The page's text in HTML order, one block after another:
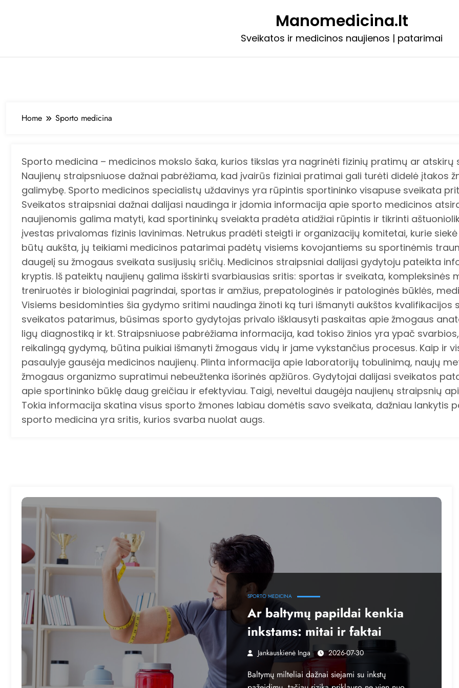
Manomedicina.lt
Sveikatos ir medicinos naujienos | patarimai
Home Sporto medicina
Sporto medicina – medicinos mokslo šaka, kurios tikslas yra nagrinėti fizinių pratimų ar
Naujienų straipsniuose dažnai pabrėžiama, kad įvairūs fiziniai pratimai gali turėti didelė įtakos
galimybę. Sporto medicinos specialistų uždavinys yra rūpintis sportininko visapuse sveikata
Sveikatos straipsniai dažnai dalijasi naudinga ir įdomia informacija apie sporto medicinos
naujienomis galima matyti, kad sportininkų sveiakta pradėta atidžiai rūpintis ir tikrinti
įvestas privalomas fizinis lavinimas. Netrukus pradėti steigti ir organizacijų komitetai, kurie
būtų aukšta, jų teikiami medicinos patarimai padėtų visiems kovojantiems su sportinėmis
daugelį su žmogaus sveikata susijusių sričių. Medicinos straipsniai dalijasi gydytoju pateikta
kryptis. Iš pateiktų naujienų galima išskirti svarbiausias sritis: sportas ir sveikata,
treniruotės ir biologiniai pagrindai, sportas ir amžius, prepatologinės ir patologinės būklės,
Visiems besidominties šia gydymo sritimi naudinga žinoti ką turi išmanyti aukštos kvalifikacijos
sveikatos patarimus, būsimas sporto gydytojas privalo išklausyti paskaitas apie žmogaus
ligų diagnostiką ir kt. Straipsniuose pabrėžiama informacija, kad tokiso žinios yra ypač
reikalingą gydymą, būtina puikiai išmanyti žmogaus vidų ir jame vykstančius procesus. Kaip ir
pasaulyje gausėja medicinos naujienų. Plinta informacija apie laboratorijų tobulinimą, naujų
žmogaus organizmo supratimui nebeužtenka išorinės apžiūros. Gydytojai dalijasi sveikatos
apie sportininko būklę daug greičiau ir efektyviau. Taigi, neveltui daugėja naujienų straipsnių
Tokia informacija skatina visus sporto žmones labiau domėtis savo sveikata, dažniau lankytis
sporto medicina yra sritis, kurios svarba nuolat augs.
SPORTO MEDICINA
Ar baltymų papildai kenkia
inkstams: mitai ir faktai
Jankauskienė Inga 2026-07-30
Baltymų milteliai dažnai siejami su inkstų